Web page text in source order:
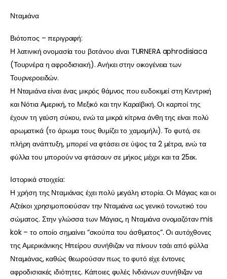
Νταμιάνα
Βιότοπος – περιγραφή:
Η λατινική ονομασία του βοτάνου είναι TURNERA aphrodisiaca
(Τουρνέρα η αφροδισιακή). Ανήκει στην οικογένεια των
Τουρνεροειδών.
Η Νταμιάνα είναι ένας μικρός θάμνος που ευδοκιμεί στη Κεντρική
και Νότια Αμερική, το Μεξικό και την Καραϊβική. Οι καρποί της
έχουν τη γεύση σύκου, ενώ τα μικρά κίτρινα άνθη της είναι πολύ
αρωματικά (το άρωμα τους θυμίζει το χαμομήλι). Το φυτό, σε
πλήρη ανάπτυξη, μπορεί να φτάσει σε ύψος τα 2 μέτρα, ενώ τα
φύλλα του μπορούν να φτάσουν σε μήκος μέχρι και τα 25εκ.
Ιστορικά στοιχεία:
Η χρήση της Νταμιάνας έχει πολύ μεγάλη ιστορία. Οι Μάγιας και οι
Αζτέκοι χρησιμοποιούσαν την Νταμιάνα ως γενικό τονωτικό του
σώματος. Στην γλώσσα των Μάγιας, η Νταμιάνα ονομαζόταν mis
kok – το οποίο σημαίνει “σκούπα του άσθματος”. Οι αυτόχθονες
της Αμερικάνικης Ηπείρου συνήθιζαν να πίνουν τσάι από φύλλα
Νταμιάνας, καθώς θεωρούσαν πως το φυτό είχε έντονες
αφροδισιακές ιδιότητες. Κάποιες φυλές Ινδιάνων συνήθιζαν να